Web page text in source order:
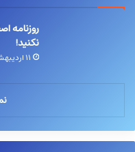
روزنامه
نکنید!
۱۱ اردیبهشت, ۱۴۰۴